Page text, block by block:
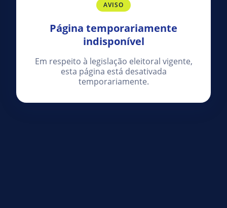
AVISO
Página temporariamente
indisponível
Em respeito à legislação eleitoral vigente,
esta página está desativada
temporariamente.